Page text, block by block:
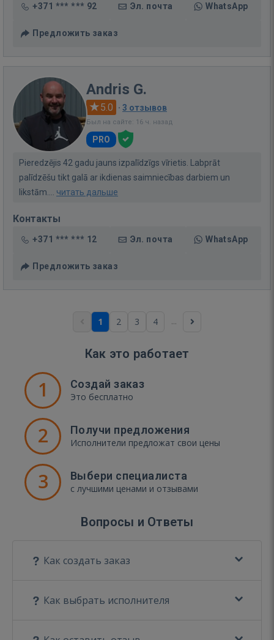
+371 *** *** 92 Эл. почта WhatsApp
Предложить заказ
Andris G.
5.0 · 3 отзывов
Был на сайте: 16 ч. назад
PRO
Pieredzējis 42 gadu jauns izpalīdzīgs vīrietis. Labprāt
palīdzēšu tikt galā ar ikdienas saimniecības darbiem un
likstām.... читать дальше
Контакты
+371 *** *** 12 Эл. почта WhatsApp
Предложить заказ
1 2 3 4 ...
Как это работает
1 Создай заказ
Это бесплатно
2 Получи предложения
Исполнители предложат свои цены
3 Выбери специалиста
с лучшими ценами и отзывами
Вопросы и Ответы
Как создать заказ
Как выбрать исполнителя